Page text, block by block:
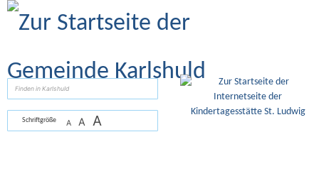
Zum Inhalt
Schriftgröße A A A